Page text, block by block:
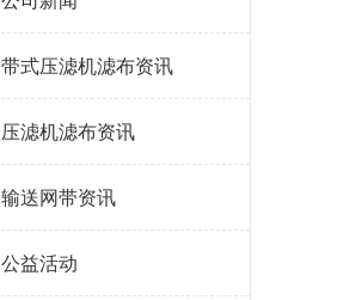
带式压滤机滤布资讯
压滤机滤布资讯
输送网带资讯
公益活动